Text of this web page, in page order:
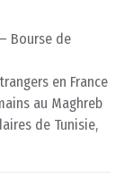
Bourse de
en France
au Maghreb
de Tunisie,